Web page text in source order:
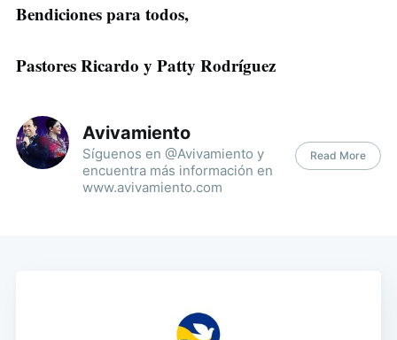
Bendiciones para todos,
Pastores Ricardo y Patty Rodríguez
Avivamiento
Síguenos en @Avivamiento y
encuentra más información en
www.avivamiento.com
Read More